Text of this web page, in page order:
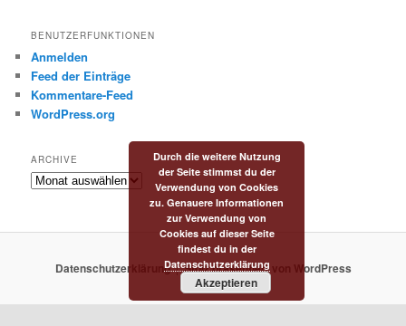
BENUTZERFUNKTIONEN
Anmelden
Feed der Einträge
Kommentare-Feed
WordPress.org
ARCHIVE
Archive
Datenschutzerklärung Stolz präsentiert von WordPress
Durch die weitere Nutzung
der Seite stimmst du der
Verwendung von Cookies
zu. Genauere Informationen
zur Verwendung von
Cookies auf dieser Seite
findest du in der
Datenschutzerklärung
Akzeptieren